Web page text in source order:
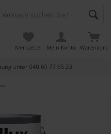
unter 040 60 77 65 23
Warenkorb
Merkzettel Mein Konto